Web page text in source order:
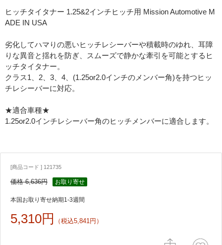
ヒッチタイタナー 1.25&2インチヒッチ用 Mission Automotive M
ADE IN USA
劣化してハマりの悪いヒッチレシーバーや積載時のゆれ、耳障
りな異音と揺れを防ぎ、スムーズで静かな牽引を可能とするヒ
ッチタイタナー。
クラス1、2、3、4、(1.25or2.0インチのメンバー角)を持つヒッ
チレシーバーに対応。
★適合車種★
1.25or2.0インチレシーバー角のヒッチメンバーに適合します。
[商品コード ] 121735
価格 6,636円 お取り寄せ
本国お取り寄せ納期1-3週間
5,310円 （税込5,841円）